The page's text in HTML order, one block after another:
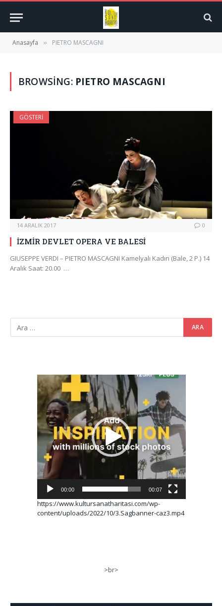
Anasayfa » PIETRO MASCAGNI
BROWSING: PIETRO MASCAGNI
GÖSTERI
14 ARALIK 2017 0
İZMİR DEVLET OPERA VE BALESİ
GIUSEPPE VERDI – PIETRO MASCAGNI Kamelyalı Kadın (Bale, 2 P.) 14
Aralık Saat: 20.00 …
Video
oynatıcı
00:00 00:07
https://www.kultursanatharitasi.com/wp-
content/uploads/2022/10/3.Sagbanner-caz3.mp4
>br>